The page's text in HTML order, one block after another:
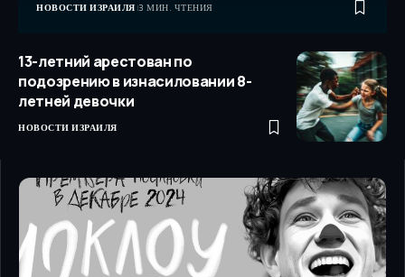
НОВОСТИ ИЗРАИЛЯ 3 МИН. ЧТЕНИЯ
13-летний арестован по
подозрению в изнасиловании 8-
летней девочки
НОВОСТИ ИЗРАИЛЯ